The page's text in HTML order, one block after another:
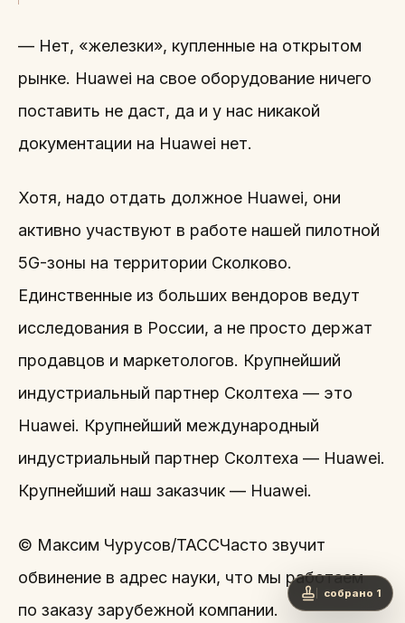
— Нет, «железки», купленные на открытом
рынке. Huawei на свое оборудование ничего
поставить не даст, да и у нас никакой
документации на Huawei нет.
Хотя, надо отдать должное Huawei, они
активно участвуют в работе нашей пилотной
5G-зоны на территории Сколково.
Единственные из больших вендоров ведут
исследования в России, а не просто держат
продавцов и маркетологов. Крупнейший
индустриальный партнер Сколтеха — это
Huawei. Крупнейший международный
индустриальный партнер Сколтеха — Huawei.
Крупнейший наш заказчик — Huawei.
© Максим Чурусов/ТАССЧасто звучит
обвинение в адрес науки, что мы работаем
по заказу зарубежной компании.
собрано 1